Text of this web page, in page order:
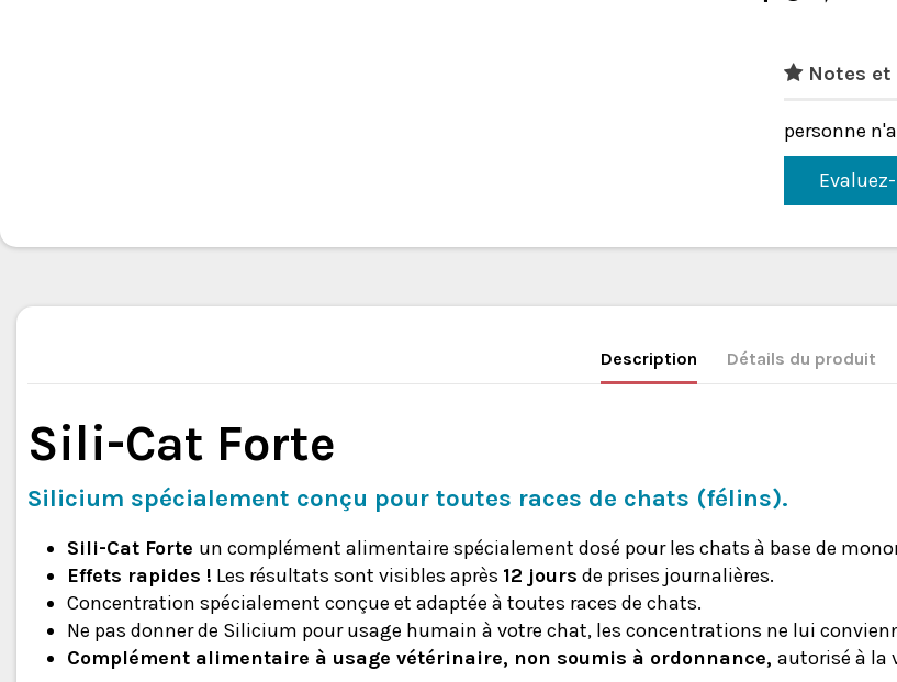
Notes et
personne
Description Détails du produit
Sili-Cat Forte
Silicium spécialement conçu pour toutes races de chats (félins).
Sili-Cat Forte un complément alimentaire spécialement dosé pour les chats à base de
Effets rapides ! Les résultats sont visibles après 12 jours de prises journalières.
Concentration spécialement conçue et adaptée à toutes races de chats.
Ne pas donner de Silicium pour usage humain à votre chat, les concentrations ne lui
Complément alimentaire à usage vétérinaire, non soumis à ordonnance, autorisé à la